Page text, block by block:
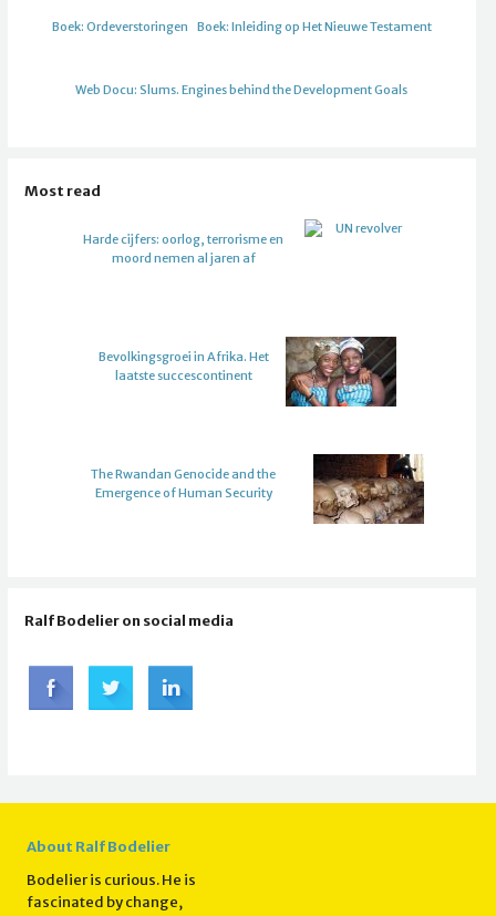
Boek: Ordeverstoringen Boek: Inleiding op Het Nieuwe Testament
Web Docu: Slums. Engines behind the Development Goals
Most read
Harde cijfers: oorlog, terrorisme en
moord nemen al jaren af
Bevolkingsgroei in Afrika. Het
laatste succescontinent
The Rwandan Genocide and the
Emergence of Human Security
Ralf Bodelier on social media
About Ralf Bodelier
Bodelier is curious. He is
fascinated by change,